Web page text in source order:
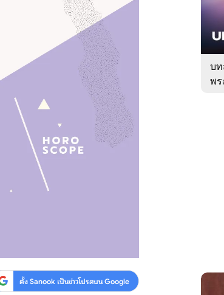
Choice
WeTV
ตั้ง Sanook เป็นข่าวโปรดบน Google
ดูด
บ
พ